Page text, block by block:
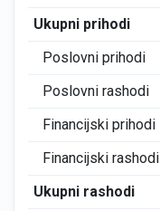
Ukupni prihodi
Poslovni prihodi
Poslovni rashodi
Financijski prihodi
Financijski rashodi
Ukupni rashodi